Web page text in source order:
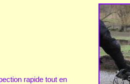
rapide tout en